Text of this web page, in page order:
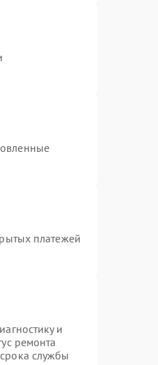
платежей
и
ремонта
службы